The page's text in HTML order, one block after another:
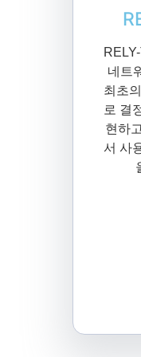
네트
최초
로 결
현하
서 사